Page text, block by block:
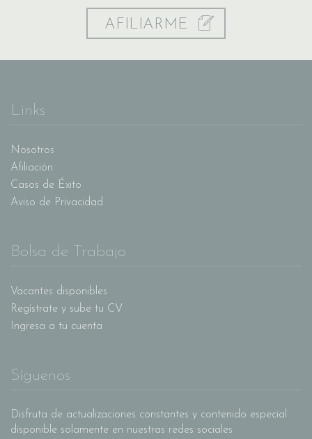
AFILIARME
Links
Nosotros
Afiliación
Casos de Éxito
Aviso de Privacidad
Bolsa de Trabajo
Vacantes disponibles
Regístrate y sube tu CV
Ingresa a tu cuenta
Síguenos
Disfruta de actualizaciones constantes y contenido especial
disponible solamente en nuestras redes sociales